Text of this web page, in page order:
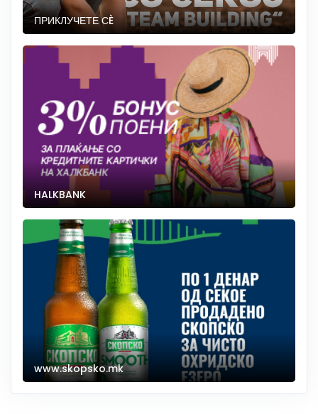
ПРИКЛУЧЕТЕ СÈ
HALKBANK
www.skopsko.mk